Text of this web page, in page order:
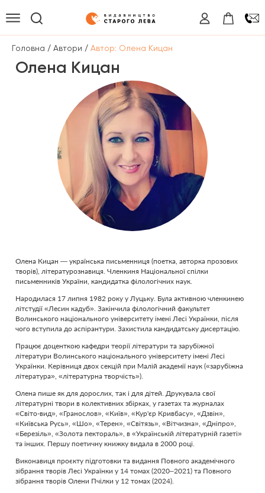
Головна / Автори / Автор: Олена Кицан
Олена Кицан
Олена Кицан — українська письменниця (поетка, авторка прозових
творів), літературознавиця. Членкиня Національної спілки
письменників України, кандидатка філологічних наук.
Народилася 17 липня 1982 року у Луцьку. Була активною членкинею
літстудії «Лесин кадуб». Закінчила філологічний факультет
Волинського національного університету імені Лесі Українки, після
чого вступила до аспірантури. Захистила кандидатську дисертацію.
Працює доценткою кафедри теорії літератури та зарубіжної
літератури Волинського національного університету імені Лесі
Українки. Керівниця двох секцій при Малій академії наук («зарубіжна
література», «літературна творчість»).
Олена пише як для дорослих, так і для дітей. Друкувала свої
літературні твори в колективних збірках, у газетах та журналах
«Світо-вид», «Гранослов», «Київ», «Кур'єр Кривбасу», «Дзвін»,
«Київська Русь», «Шо», «Терен», «Світязь», «Вітчизна», «Дніпро»,
«Березіль», «Золота пектораль», в «Українській літературній газеті»
та інших. Першу поетичну книжку видала в 2000 році.
Виконавиця проєкту підготовки та видання Повного академічного
зібрання творів Лесі Українки у 14 томах (2020–2021) та Повного
зібрання творів Олени Пчілки у 12 томах (2024).